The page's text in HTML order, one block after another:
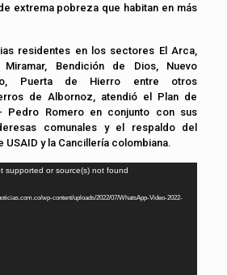
extrema pobreza que habitan en más
residentes en los sectores El Arca,
Bendición de Dios, Nuevo
Puerta de Hierro entre otros
de Albornoz, atendió el Plan de
Pedro Romero en conjunto con sus
comunales y el respaldo del
USAID y la Cancillería colombiana.
supported or source(s) not found
wp-content/uploads/2022/07/WhatsApp-Video-2022-